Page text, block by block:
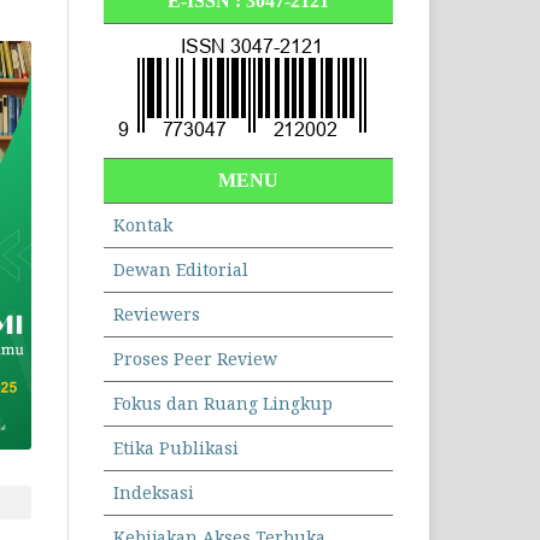
MENU
Kontak
Dewan Editorial
Reviewers
Proses Peer Review
Fokus dan Ruang Lingkup
Etika Publikasi
Indeksasi